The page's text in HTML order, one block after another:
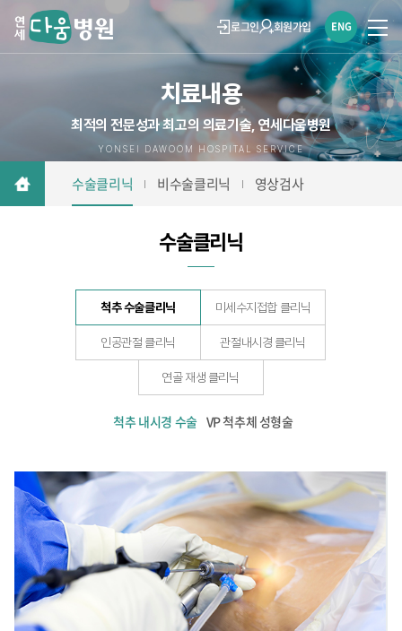
로그인 회원가입 ENG
치료내용
최적의 전문성과 최고의 의료기술, 연세다움병원
YONSEI DAWOOM HOSPITAL SERVICE
수술클리닉 비수술클리닉 영상검사
수술클리닉
척추 수술클리닉 미세수지접합 클리닉
인공관절 클리닉 관절내시경 클리닉
연골 재생 클리닉
척추 내시경 수술 VP 척추체 성형술